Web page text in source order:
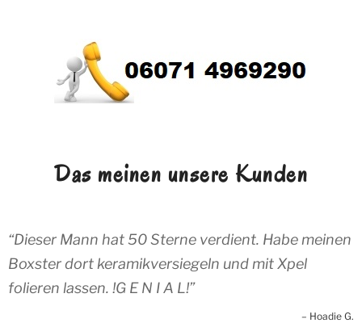
Das meinen unsere Kunden
Dieser Mann hat 50 Sterne verdient. Habe meinen
Boxster dort keramikversiegeln und mit Xpel
folieren lassen. !G E N I A L!
Hoadie G.